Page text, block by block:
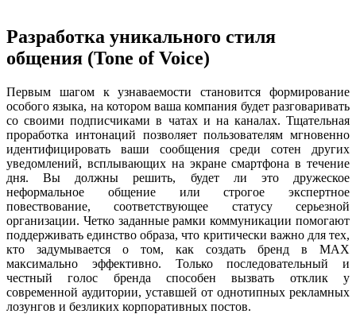
Разработка уникального стиля
общения (Tone of Voice)
Первым шагом к узнаваемости становится формирование
особого языка, на котором ваша компания будет разговаривать
со своими подписчиками в чатах и на каналах. Тщательная
проработка интонаций позволяет пользователям мгновенно
идентифицировать ваши сообщения среди сотен других
уведомлений, всплывающих на экране смартфона в течение
дня. Вы должны решить, будет ли это дружеское
неформальное общение или строгое экспертное
повествование, соответствующее статусу серьезной
организации. Четко заданные рамки коммуникации помогают
поддерживать единство образа, что критически важно для тех,
кто задумывается о том, как создать бренд в MAX
максимально эффективно. Только последовательный и
честный голос бренда способен вызвать отклик у
современной аудитории, уставшей от однотипных рекламных
лозунгов и безликих корпоративных постов.